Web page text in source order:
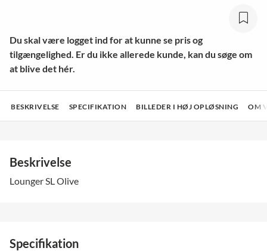
Du skal være logget ind for at kunne se pris og
tilgængelighed. Er du ikke allerede kunde, kan du søge om
at blive det hér.
BESKRIVELSE SPECIFIKATION BILLEDER I HØJ OPLØSNING OM
Beskrivelse
Lounger SL Olive
Specifikation